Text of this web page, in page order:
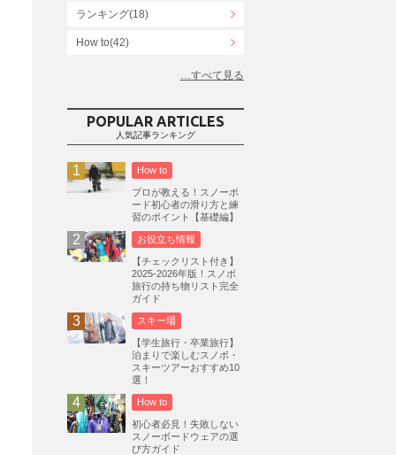
白馬乗鞍温泉スキー場
Snowboard Shop F.JANCK
戸狩温泉スキー場 2
Hakuba47 1
つがいけマウンテンリゾート
舞子スノーリゾート
軽井沢プリンスホテルスキー場
白馬岩岳スノーフィールド 9
エイブル白馬五竜 5
群馬みなかみほうだいぎスキー場
ハンターマウンテン塩原
グランスノー奥伊吹 1
3
FUSO SKI & BOOTS TUNE
SAJ 4 株式会社アルペン 4
札幌 1
ランキング(18)
How to(42)
POPULAR ARTICLES
人気記事ランキング
How to
プロが教える！スノーボ
ード初心者の滑り方と練
習のポイント【基礎編】
お役立ち情報
【チェックリスト付き】
2025-2026年版！スノボ
旅行の持ち物リスト完全
ガイド
スキー場
【学生旅行・卒業旅行】
泊まりで楽しむスノボ・
スキーツアーおすすめ10
選！
How to
初心者必見！失敗しない
スノーボードウェアの選
び方ガイド